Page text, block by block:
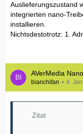
Auslieferungszustand
integrierten nano-
installieren.
Nichtsdestotrotz: 1.
AVerMedia
bianchifan 4.
Zitat